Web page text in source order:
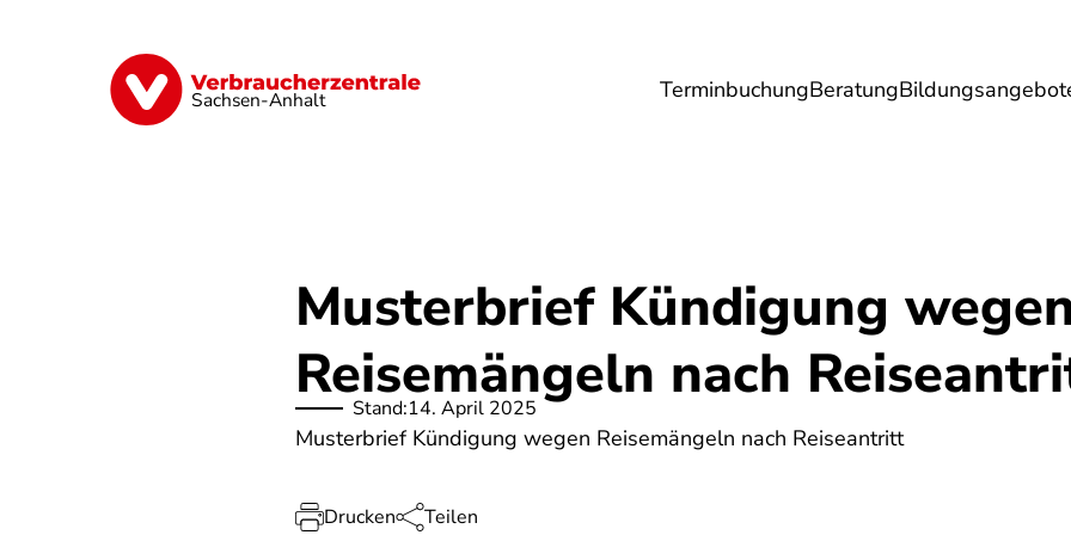
Sachsen-Anhalt TerminbuchungBeratung
Finanzen Digitales Lebensmittel Gesundheit Energie
Musterbrief Kündigung
Reisemängeln nach
Stand:14. April 2025
Musterbrief Kündigung wegen Reisemängeln nach Reiseantritt
Drucken Teilen